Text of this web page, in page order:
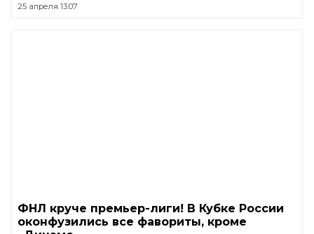
25 апреля 13:07
ФНЛ круче премьер-лиги! В Кубке России
оконфузились все фавориты, кроме